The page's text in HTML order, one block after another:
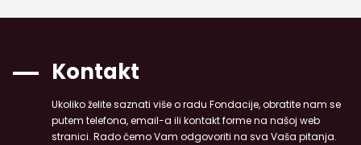
Kontakt
Ukoliko želite saznati više o radu Fondacije, obratite nam se
putem telefona, email-a ili kontakt forme na našoj web
stranici. Rado ćemo Vam odgovoriti na sva Vaša pitanja.